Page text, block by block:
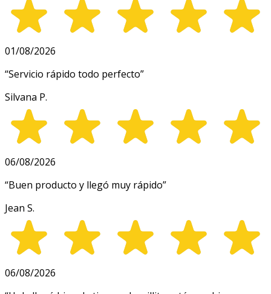
01/08/2026
“Servicio rápido todo perfecto”
Silvana P.
06/08/2026
“Buen producto y llegó muy rápido”
Jean S.
06/08/2026